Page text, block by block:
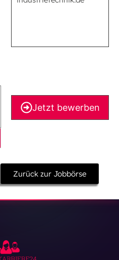
Jetzt bewerben
Zurück zur Jobbörse